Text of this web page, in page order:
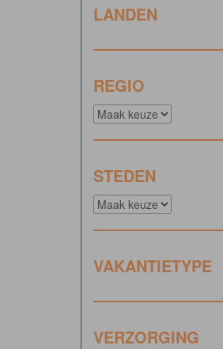
LANDEN
REGIO
STEDEN
VAKANTIETYPE
VERZORGING